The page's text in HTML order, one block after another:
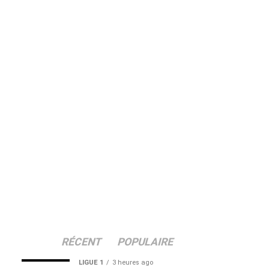
RÉCENT POPULAIRE
LIGUE 1 3 heures ago